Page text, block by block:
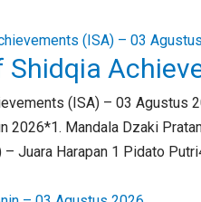
(ISA) – 03 Agustus
2026*1. Mandala Dzaki
Juara Harapan 1 Pidato